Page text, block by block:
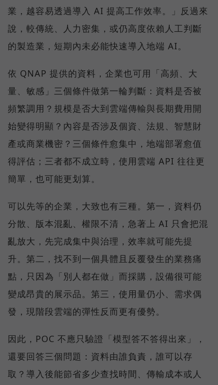
業，越容易透過導入 AI 提高工作效率。」反過來
說，較傳統、人力密集，或仍高度依賴人工判斷
的製造業，短期內未必能快速導入地端 AI。
依 QNAP 提供的資料，企業也可用「高頻、大
量、敏感」三個條件做第一輪判斷：資料是否被
頻繁調用？規模是否大到雲端傳輸與長期費用開
始變得明顯？內容是否涉及個資、法規、智慧財
產或商業機密？三個條件愈集中，地端部署愈值
得評估；三者都不成立時，使用雲端 API 往往更
簡單，也可能更划算。
可以先等的企業，大致也有三種。第一，資料仍
分散、版本混亂、權限不清，急著上 AI 只會把混
亂放大，先完成集中與治理，效率就可能先提
升。第二，找不到一個具體且反覆發生的業務痛
點，只因為「別人都在做」而採購，設備很可能
變成昂貴的展示品。第三，使用量仍小、需求偶
發，現階段雲端的彈性反而更有優勢。
因此，POC 不應只驗證「模型答不答得出來」，
還要回答三個問題：資料由誰負責，誰可以存
取？導入後能節省多少查找時間、傳輸成本或人